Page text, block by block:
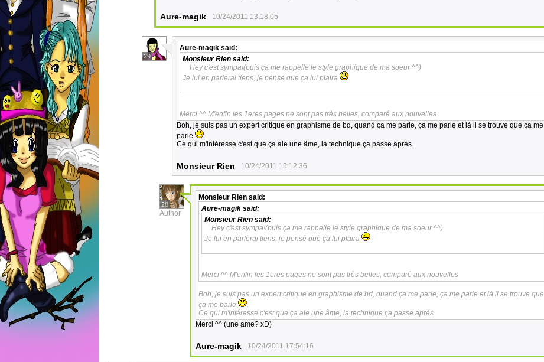
Aure-magik 10/24/2011 13:18:05
29
Aure-magik said:
Monsieur Rien said:
Hey c'est sympa!(puis ça me rappelle le style graphique de ma soeur ^^)
Je lui en parlerai tiens, je pense que ça lui plaira
Merci ^^ M'enfin les 1eres pages ne sont pas très belles, comparé aux nouvelles
Boh, je suis pas un expert critique en graphisme de bd, quand ça me parle, ça me parle et là il se trouve que ça me
parle
.
Ce qui m'intéresse c'est que ça aie une âme, la technique ça passe après.
Monsieur Rien 10/24/2011 15:12:36
28
Author
Monsieur Rien said:
Aure-magik said:
Monsieur Rien said:
Hey c'est sympa!(puis ça me rappelle le style graphique de ma soeur ^^)
Je lui en parlerai tiens, je pense que ça lui plaira
Merci ^^ M'enfin les 1eres pages ne sont pas très belles, comparé aux nouvelles
Boh, je suis pas un expert critique en graphisme de bd, quand ça me parle, ça me parle et là il se trouve que
ça me parle
.
Ce qui m'intéresse c'est que ça aie une âme, la technique ça passe après.
Merci ^^ (une ame? xD)
Aure-magik 10/24/2011 17:54:16